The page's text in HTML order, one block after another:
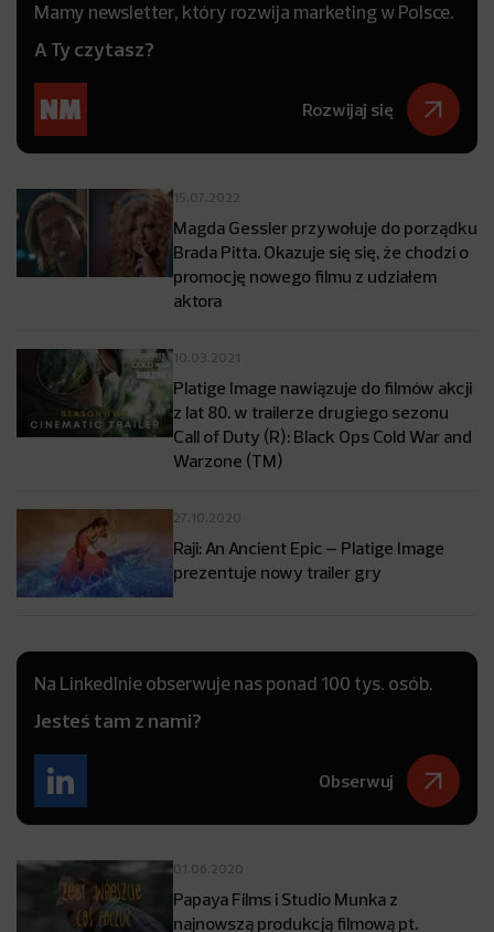
Mamy newsletter, który rozwija marketing w Polsce.
A Ty czytasz?
Rozwijaj się
15.07.2022
Magda Gessler przywołuje do porządku
Brada Pitta. Okazuje się się, że chodzi o
promocję nowego filmu z udziałem
aktora
10.03.2021
Platige Image nawiązuje do filmów akcji
z lat 80. w trailerze drugiego sezonu
Call of Duty (R): Black Ops Cold War and
Warzone (TM)
27.10.2020
Raji: An Ancient Epic – Platige Image
prezentuje nowy trailer gry
Na LinkedInie obserwuje nas ponad 100 tys. osób.
Jesteś tam z nami?
Obserwuj
01.06.2020
Papaya Films i Studio Munka z
najnowszą produkcją filmową pt.